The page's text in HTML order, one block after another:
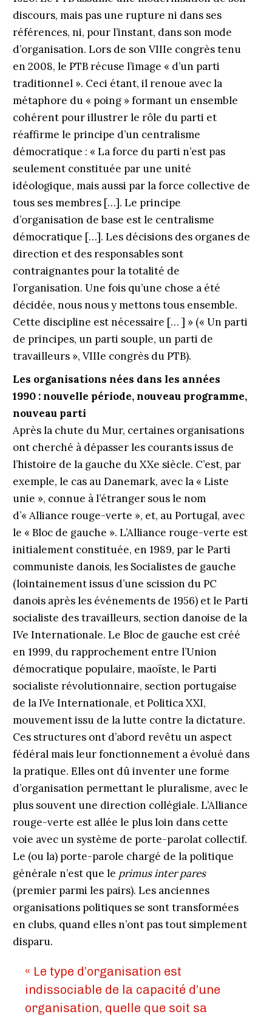
discours, mais pas une rupture ni dans ses
références, ni, pour l’instant, dans son mode
d’organisation. Lors de son VIIIe congrès tenu
en 2008, le PTB récuse l’image « d’un parti
traditionnel ». Ceci étant, il renoue avec la
métaphore du « poing » formant un ensemble
cohérent pour illustrer le rôle du parti et
réaffirme le principe d’un centralisme
démocratique : « La force du parti n’est pas
seulement constituée par une unité
idéologique, mais aussi par la force collective de
tous ses membres […]. Le principe
d’organisation de base est le centralisme
démocratique […]. Les décisions des organes de
direction et des responsables sont
contraignantes pour la totalité de
l’organisation. Une fois qu’une chose a été
décidée, nous nous y mettons tous ensemble.
Cette discipline est nécessaire [… ] » (« Un parti
de principes, un parti souple, un parti de
travailleurs », VIIIe congrès du PTB).
Les organisations nées dans les années
1990 : nouvelle période, nouveau programme,
nouveau parti
Après la chute du Mur, certaines organisations
ont cherché à dépasser les courants issus de
l’histoire de la gauche du XXe siècle. C’est, par
exemple, le cas au Danemark, avec la « Liste
unie », connue à l’étranger sous le nom
d’« Alliance rouge-verte », et, au Portugal, avec
le « Bloc de gauche ». L’Alliance rouge-verte est
initialement constituée, en 1989, par le Parti
communiste danois, les Socialistes de gauche
(lointainement issus d’une scission du PC
danois après les événements de 1956) et le Parti
socialiste des travailleurs, section danoise de la
IVe Internationale. Le Bloc de gauche est créé
en 1999, du rapprochement entre l’Union
démocratique populaire, maoïste, le Parti
socialiste révolutionnaire, section portugaise
de la IVe Internationale, et Politica XXI,
mouvement issu de la lutte contre la dictature.
Ces structures ont d’abord revêtu un aspect
fédéral mais leur fonctionnement a évolué dans
la pratique. Elles ont dû inventer une forme
d’organisation permettant le pluralisme, avec le
plus souvent une direction collégiale. L’Alliance
rouge-verte est allée le plus loin dans cette
voie avec un système de porte-parolat collectif.
Le (ou la) porte-parole chargé de la politique
générale n’est que le primus inter pares
(premier parmi les pairs). Les anciennes
organisations politiques se sont transformées
en clubs, quand elles n’ont pas tout simplement
disparu.
« Le type d’organisation est
indissociable de la capacité d’une
organisation, quelle que soit sa